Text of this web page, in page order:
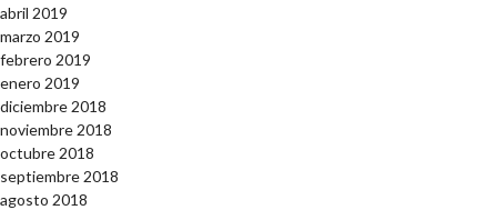
abril 2019
marzo 2019
febrero 2019
enero 2019
diciembre 2018
noviembre 2018
octubre 2018
septiembre 2018
agosto 2018